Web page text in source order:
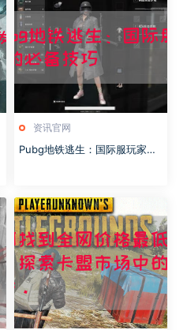
资讯官网
Pubg地铁逃生：国际服玩家的